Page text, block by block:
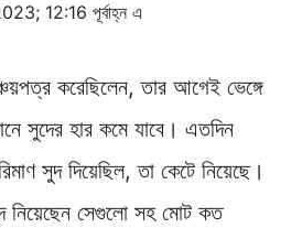
12:16 পূর্বাহ্ন এ
করেছিলেন, তার আগেই ভেঙ্গে
সুদের হার কমে যাবে। এতদিন
সুদ দিয়েছিল, তা কেটে নিয়েছে।
নিয়েছেন সেগুলো সহ মোট কত